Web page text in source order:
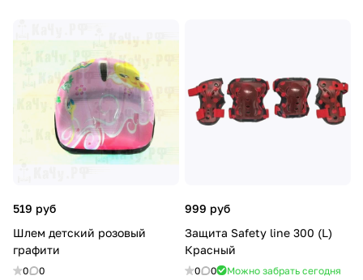
519 руб
Шлем детский розовый
графити
0 0
999 руб
Защита Safety line 300 (L)
Красный
0 0 Можно забрать сегодня